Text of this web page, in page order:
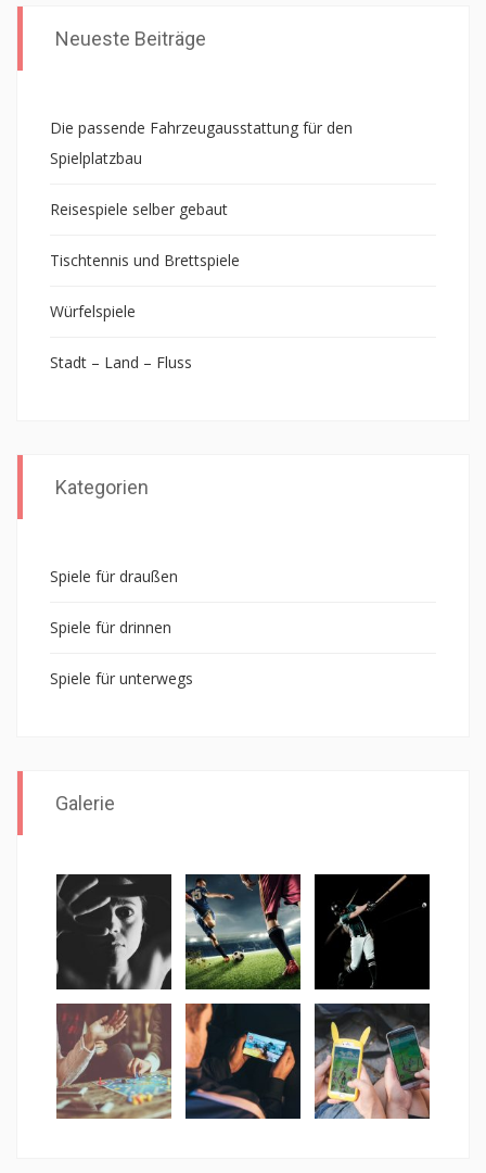
Neueste Beiträge
Die passende Fahrzeugausstattung für den
Spielplatzbau
Reisespiele selber gebaut
Tischtennis und Brettspiele
Würfelspiele
Stadt – Land – Fluss
Kategorien
Spiele für draußen
Spiele für drinnen
Spiele für unterwegs
Galerie